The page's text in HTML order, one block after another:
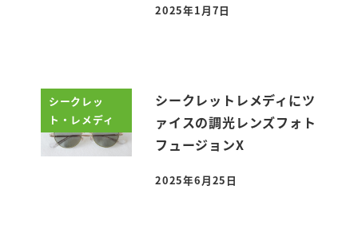
投稿日
2025年1月7日
シークレッ
ト・レメディ
シークレットレメディにツ
ァイスの調光レンズフォト
フュージョンX
投稿日
2025年6月25日